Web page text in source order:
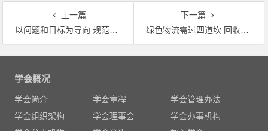
上一篇
以问题和目标为导向 规范第三方治理行为 环保PPP市场进入监管扶持并重阶段
下一篇
绿色物流需过四道坎 回收成本高，回收再利用尚缺乏行动自觉，推进需要多方协同发力
文
学会概况
学会简介 学会章程
学会管理办法
学会组织架构
学会理事会
学会办事机构